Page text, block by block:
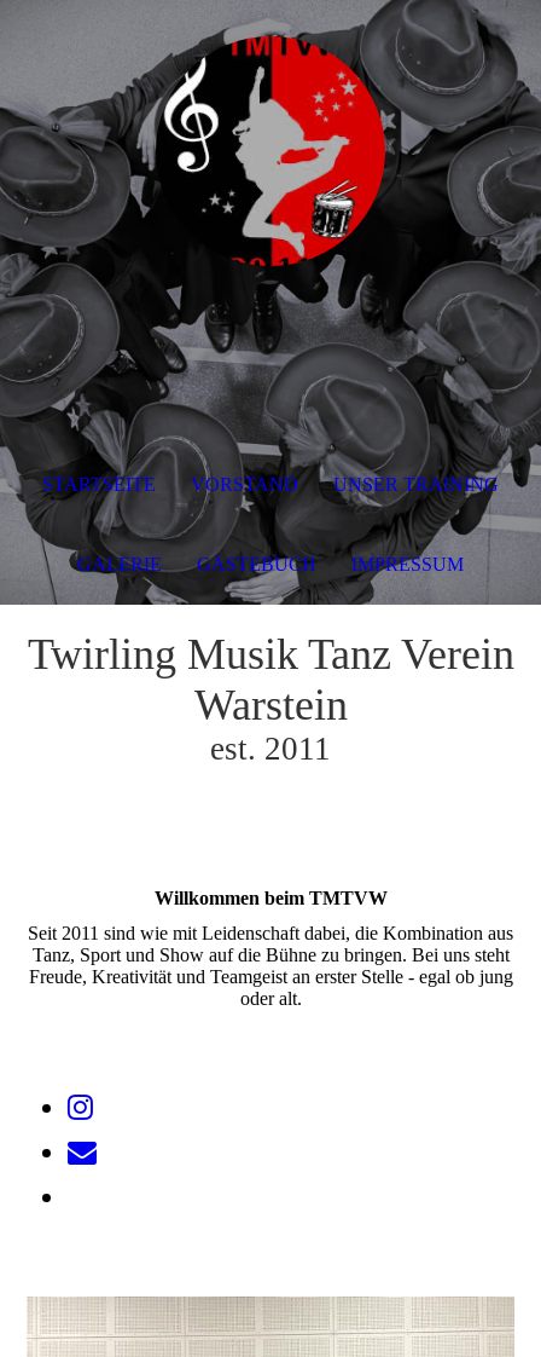
Twirling Musik Tanz Verein
Warstein
est. 2011
Willkommen beim TMTVW
Seit 2011 sind wie mit Leidenschaft dabei, die Kombination aus
Tanz, Sport und Show auf die Bühne zu bringen. Bei uns steht
Freude, Kreativität und Teamgeist an erster Stelle - egal ob jung
oder alt.
STARTSEITE VORSTAND UNSER TRAINING
GALERIE GÄSTEBUCH IMPRESSUM